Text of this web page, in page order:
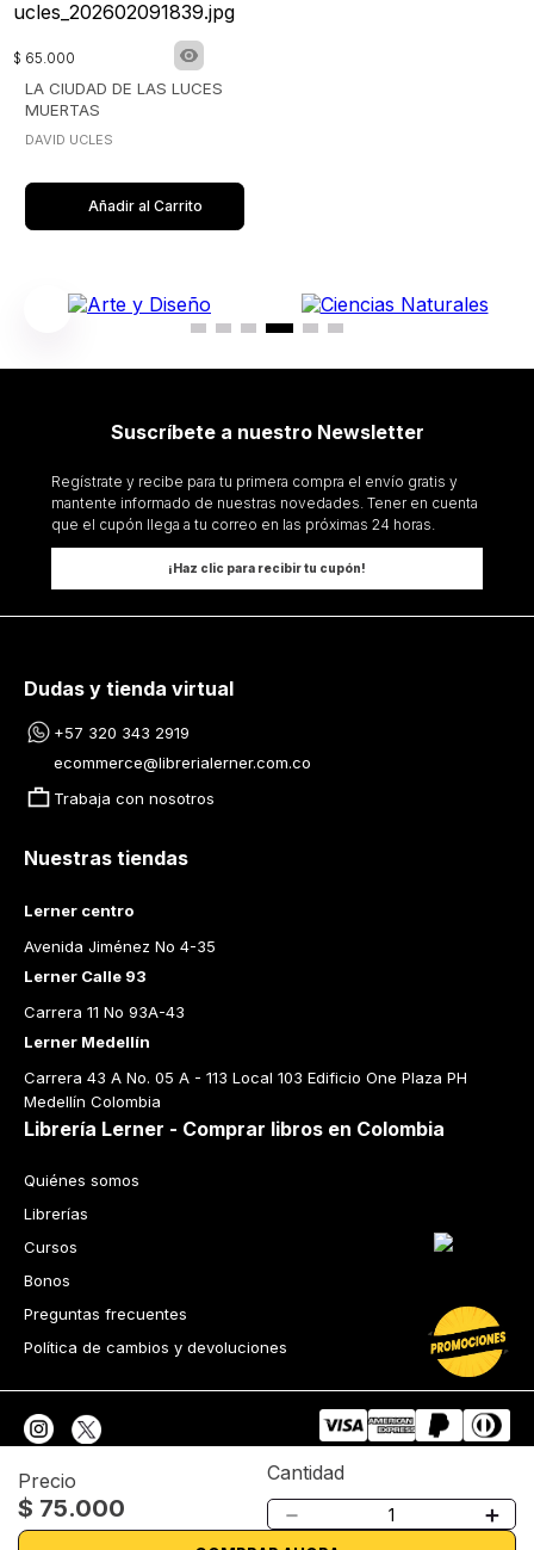
Precio
$ 75.000
Cantidad
＋
－
$ 65.000
LA CIUDAD DE LAS LUCES
MUERTAS
DAVID UCLES
Añadir al Carrito
Suscríbete a nuestro Newsletter
Regístrate y recibe para tu primera compra el envío gratis y
mantente informado de nuestras novedades. Tener en cuenta
que el cupón llega a tu correo en las próximas 24 horas.
¡Haz clic para recibir tu cupón!
Dudas y tienda virtual
+57 320 343 2919
ecommerce@librerialerner.com.co
Trabaja con nosotros
Nuestras tiendas
Lerner centro
Avenida Jiménez No 4-35
Lerner Calle 93
Carrera 11 No 93A-43
Lerner Medellín
Carrera 43 A No. 05 A - 113 Local 103 Edificio One Plaza PH
Medellín Colombia
Librería Lerner - Comprar libros en Colombia
Quiénes somos
Librerías
Cursos
Bonos
Preguntas frecuentes
Política de cambios y devoluciones